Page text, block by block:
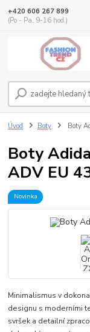
+420 606 267 899
(Po - Pa, 9-16 hod.)
Úvod Boty Boty
Boty
ADV EU
Novinka
Minimalismus v
designu s moderními
svršek a detailní